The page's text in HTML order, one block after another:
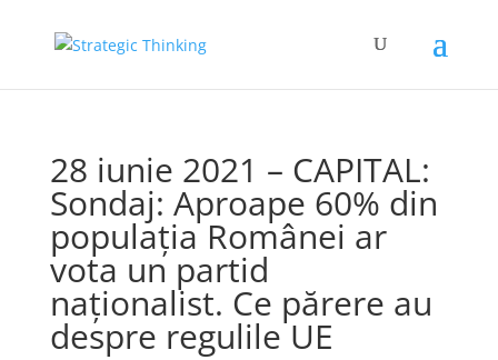
28 iunie 2021 – CAPITAL:
Sondaj: Aproape 60% din
populația Românei ar
vota un partid
naționalist. Ce părere au
despre regulile UE